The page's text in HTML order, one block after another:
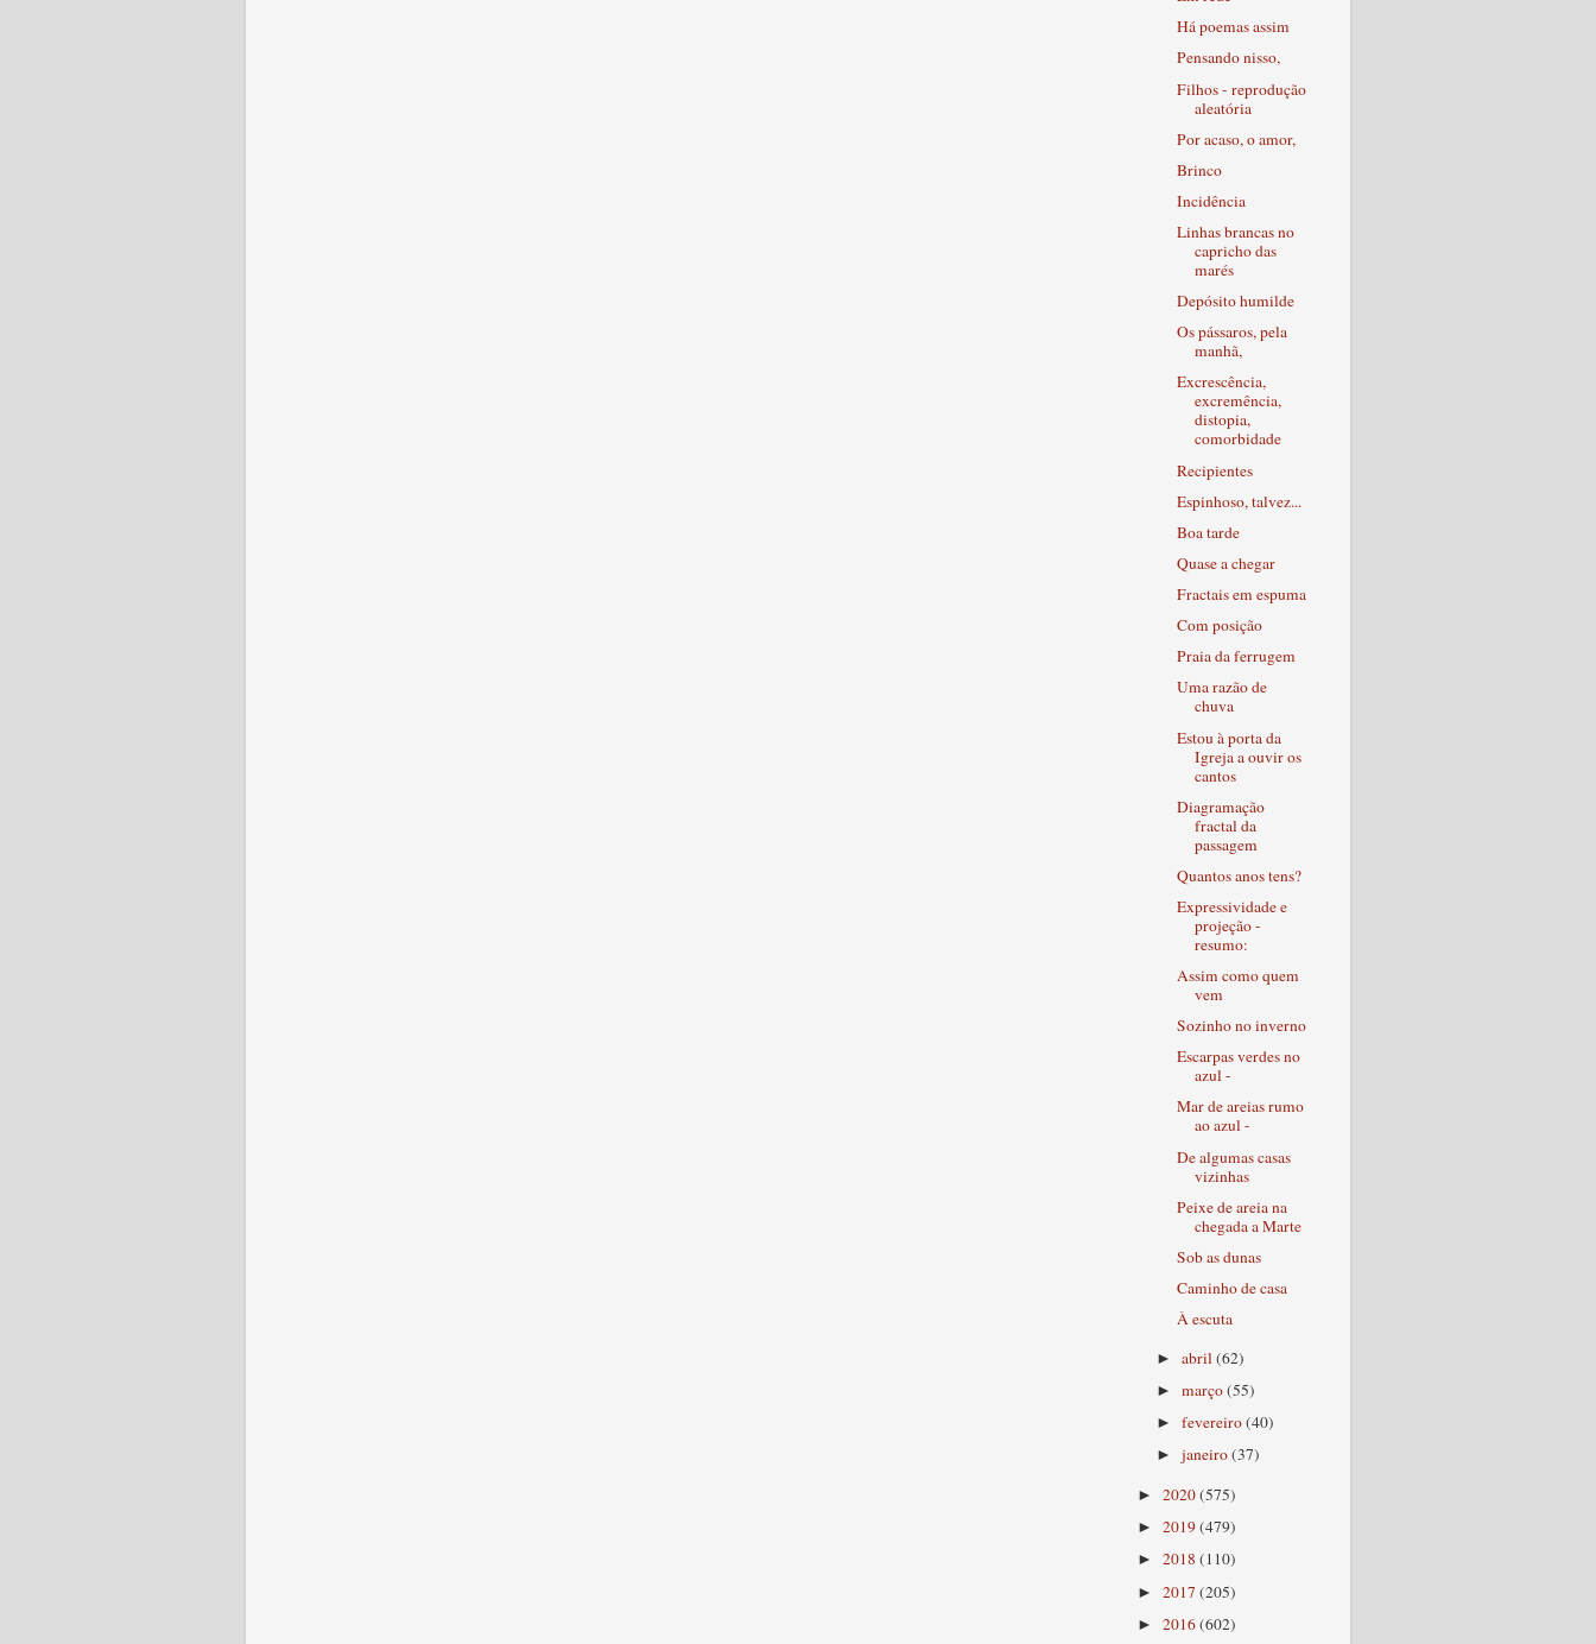
Há poemas assim
Pensando nisso,
Filhos - reprodução
aleatória
Por acaso, o amor,
Brinco
Incidência
Linhas brancas no
capricho das
marés
Depósito humilde
Os pássaros, pela
manhã,
Excrescência,
excremência,
distopia,
comorbidade
Recipientes
Espinhoso, talvez...
Boa tarde
Quase a chegar
Fractais em espuma
Com posição
Praia da ferrugem
Uma razão de
chuva
Estou à porta da
Igreja a ouvir os
cantos
Diagramação
fractal da
passagem
Quantos anos tens?
Expressividade e
projeção -
resumo:
Assim como quem
vem
Sozinho no inverno
Escarpas verdes no
azul -
Mar de areias rumo
ao azul -
De algumas casas
vizinhas
Peixe de areia na
chegada a Marte
Sob as dunas
Caminho de casa
À escuta
►abril(62)
►março(55)
►fevereiro(40)
►janeiro(37)
► 2020(575)
► 2019(479)
► 2018 (110)
► 2017 (205)
► 2016(602)